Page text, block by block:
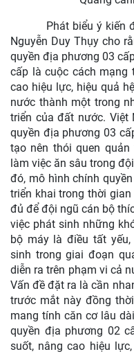
Phát biểu ý kiến
Nguyễn Duy Thụy cho
quyền địa phương 03
cấp là cuộc cách mạng
cao hiệu lực, hiệu quả
nước thành một trong
triển của đất nước. Việt
quyền địa phương 03
tạo nên thói quen
làm việc ăn sâu trong
đó, mô hình chính
triển khai trong thời
đủ để đội ngũ cán bộ
việc phát sinh những
bộ máy là điều tất
sinh trong giai đoạn
diễn ra trên phạm vi cả
Vấn đề đặt ra là cần
trước mắt này đồng
mang tính căn cơ lâu
quyền địa phương 02
suốt, nâng cao hiệu